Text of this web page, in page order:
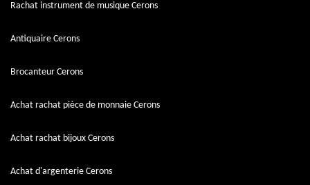
Rachat instrument de musique Cerons
Antiquaire Cerons
Brocanteur Cerons
Achat rachat pièce de monnaie Cerons
Achat rachat bijoux Cerons
Achat d'argenterie Cerons